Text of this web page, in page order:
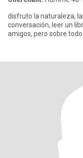
disfruto la naturaleza,
conversación, leer un libro, viajar, comida
amigos, pero sobre